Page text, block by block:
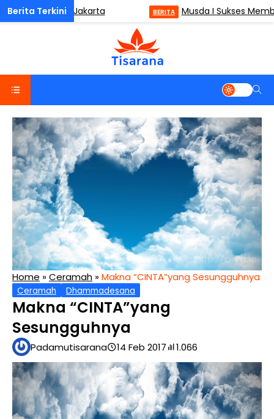
di ISMC Jakarta Musda I Sukses Membawa
Home »Ceramah »Makna “CINTA”yang Sesungguhnya
Ceramah Dhammadesana
Makna “CINTA”yang
Sesungguhnya
Padamutisarana 14 Feb 2017 1.066